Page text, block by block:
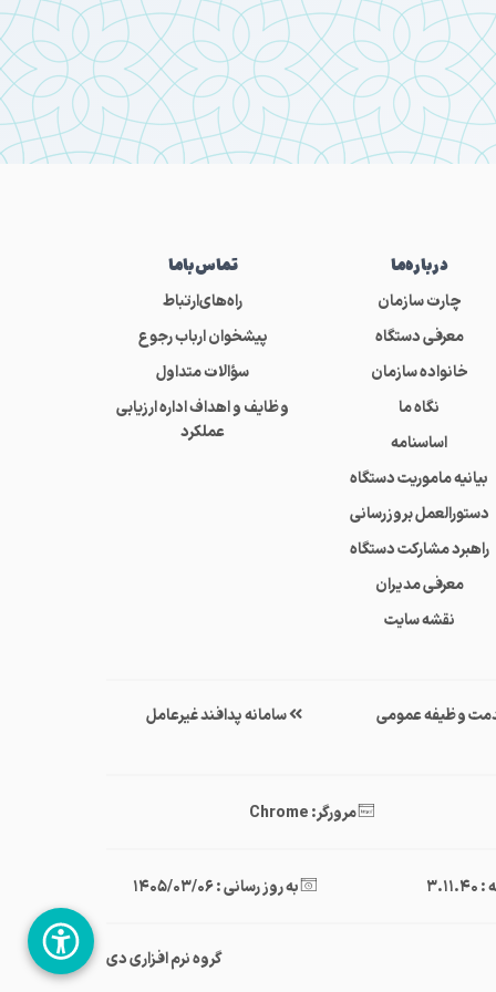
درباره‌ما
چارت سازمان
معرفی دستگاه
خانواده سازمان
نگاه ما
اساسنامه
بیانیه ماموریت دستگاه
دستورالعمل بروزرسانی
راهبرد مشارکت دستگاه
معرفی مدیران
نقشه سایت
تماس‌باما
راه‌های‌ارتباط
پیشخوان ارباب رجوع
سؤالات متداول
وظایف و اهداف اداره ارزیابی
عملکرد
وظیفه عمومی سامانه پدافند غیرعامل
مرورگر: Chrome
به روز رسانی : 1405/03/06
گروه نرم افزاری دی